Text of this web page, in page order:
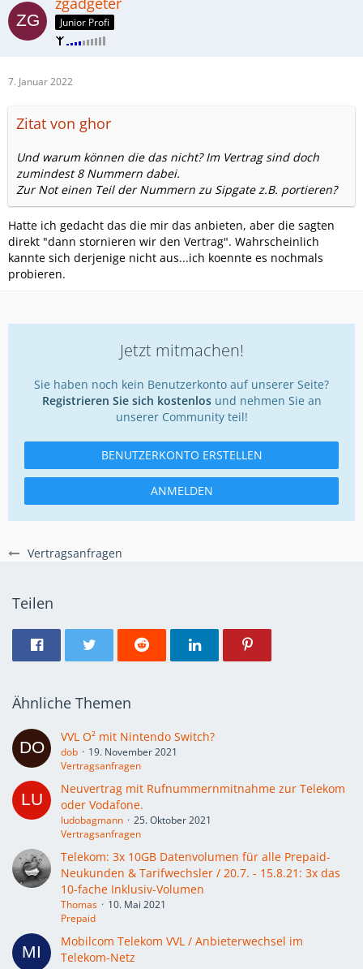
Vertragsanfragen
Junior Profi
7. Januar 2022
Zitat von ghor
Und warum können die das nicht? Im Vertrag sind doch
zumindest 8 Nummern dabei.
Zur Not einen Teil der Nummern zu Sipgate z.B. portieren?
Hatte ich gedacht das die mir das anbieten, aber die sagten
direkt "dann stornieren wir den Vertrag". Wahrscheinlich
kannte sich derjenige nicht aus...ich koennte es nochmals
probieren.
Jetzt mitmachen!
Sie haben noch kein Benutzerkonto auf unserer Seite?
Registrieren Sie sich kostenlosund nehmen Sie an
unserer Community teil!
BENUTZERKONTO ERSTELLEN
ANMELDEN
Teilen
Ähnliche Themen
VVL O² mit Nintendo Switch?
dob
19. November 2021
Vertragsanfragen
Neuvertrag mit Rufnummernmitnahme zur Telekom
oder Vodafone.
ludobagmann
25. Oktober 2021
Vertragsanfragen
Telekom: 3x 10GB Datenvolumen für alle Prepaid-
Neukunden & Tarifwechsler / 20.7. - 15.8.21: 3x das
10-fache Inklusiv-Volumen
Thomas
10. Mai 2021
Prepaid
Mobilcom Telekom VVL / Anbieterwechsel im
Telekom-Netz